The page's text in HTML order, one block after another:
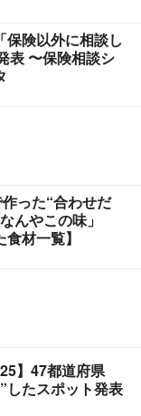
保険以外に相談し
表 〜保険相談シ
った“合わせだ
んやこの味」
材一覧】
】47都道府県
したスポット発表